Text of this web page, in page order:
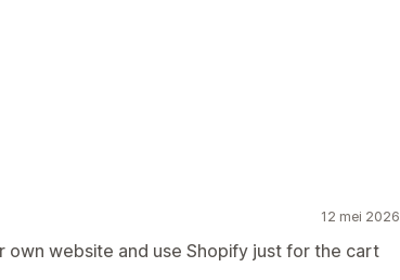
12 mei 2026
own website and use Shopify just for the cart